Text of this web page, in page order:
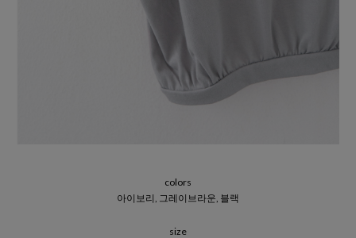
colors
아이보리, 그레이브라운, 블랙
size